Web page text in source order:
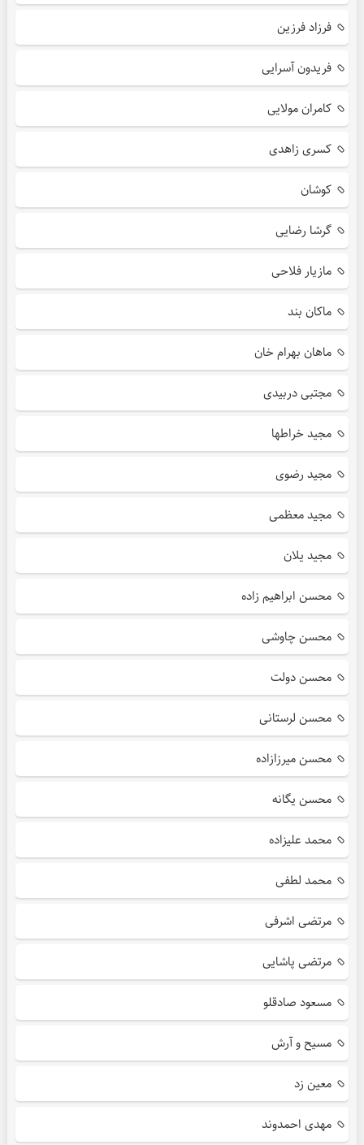
فرزاد فرزین
فریدون آسرایی
کامران مولایی
کسری زاهدی
کوشان
گرشا رضایی
مازیار فلاحی
ماکان بند
ماهان بهرام خان
مجتبی دربیدی
مجید خراطها
مجید رضوی
مجید معظمی
مجید یلان
محسن ابراهیم زاده
محسن چاوشی
محسن دولت
محسن لرستانی
محسن میرزازاده
محسن یگانه
محمد علیزاده
محمد لطفی
مرتضی اشرفی
مرتضی پاشایی
مسعود صادقلو
مسیح و آرش
معین زد
مهدی احمدوند